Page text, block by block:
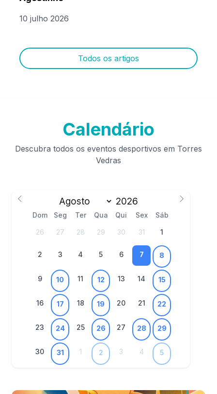
10 julho 2026
Todos os artigos
Calendário
Descubra todos os eventos desportivos em Torres
Vedras
Dom Seg Ter Qua Qui Sex Sáb
26 27 28 29 30 31 1
2 3 4 5 6 7 8
9 10 11 12 13 14 15
16 17 18 19 20 21 22
23 24 25 26 27 28 29
30 31 1 2 3 4 5